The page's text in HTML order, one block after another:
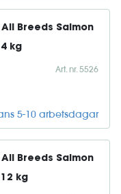
Breeds Salmon
kg
Art. nr. 5526
5-10 arbetsdagar
Breeds Salmon
kg